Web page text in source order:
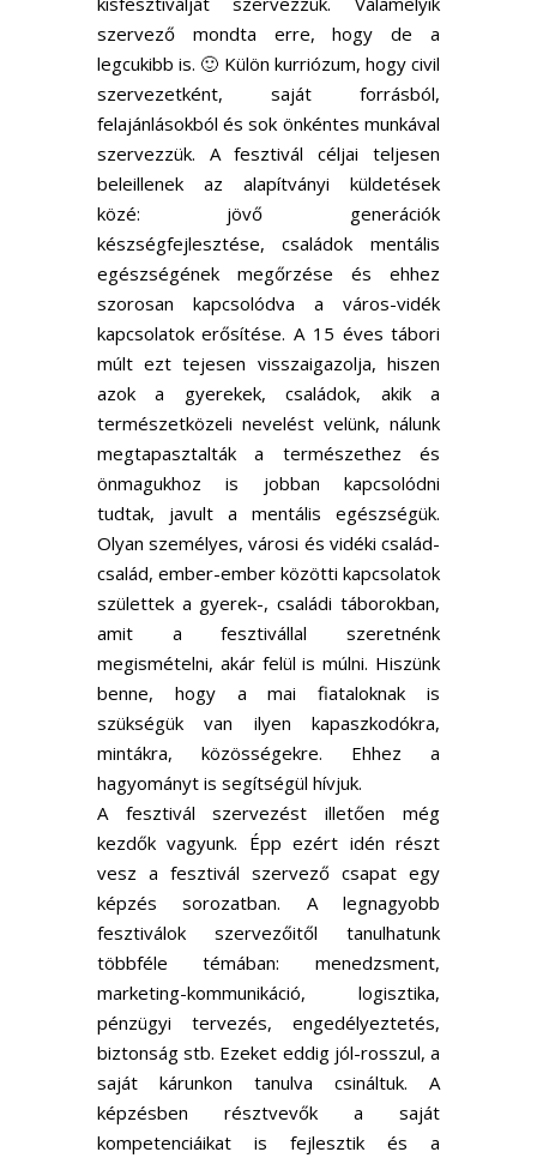
szervező mondta erre, hogy de a
legcukibb is. 🙂 Külön kurriózum, hogy civil
szervezetként, saját forrásból,
felajánlásokból és sok önkéntes munkával
szervezzük. A fesztivál céljai teljesen
beleillenek az alapítványi küldetések
közé: jövő generációk
készségfejlesztése, családok mentális
egészségének megőrzése és ehhez
szorosan kapcsolódva a város-vidék
kapcsolatok erősítése. A 15 éves tábori
múlt ezt tejesen visszaigazolja, hiszen
azok a gyerekek, családok, akik a
természetközeli nevelést velünk, nálunk
megtapasztalták a természethez és
önmagukhoz is jobban kapcsolódni
tudtak, javult a mentális egészségük.
Olyan személyes, városi és vidéki család-
család, ember-ember közötti kapcsolatok
születtek a gyerek-, családi táborokban,
amit a fesztivállal szeretnénk
megismételni, akár felül is múlni. Hiszünk
benne, hogy a mai fiataloknak is
szükségük van ilyen kapaszkodókra,
mintákra, közösségekre. Ehhez a
hagyományt is segítségül hívjuk.
A fesztivál szervezést illetően még
kezdők vagyunk. Épp ezért idén részt
vesz a fesztivál szervező csapat egy
képzés sorozatban. A legnagyobb
fesztiválok szervezőitől tanulhatunk
többféle témában: menedzsment,
marketing-kommunikáció, logisztika,
pénzügyi tervezés, engedélyeztetés,
biztonság stb. Ezeket eddig jól-rosszul, a
saját kárunkon tanulva csináltuk. A
képzésben résztvevők a saját
kompetenciáikat is fejlesztik és a